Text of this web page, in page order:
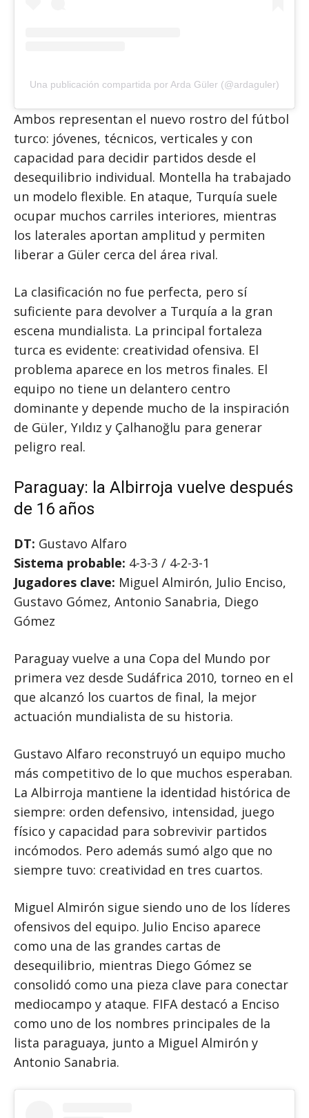
Una publicación compartida por Arda Güler (@ardaguler)
Ambos representan el nuevo rostro del fútbol
turco: jóvenes, técnicos, verticales y con
capacidad para decidir partidos desde el
desequilibrio individual. Montella ha trabajado
un modelo flexible. En ataque, Turquía suele
ocupar muchos carriles interiores, mientras
los laterales aportan amplitud y permiten
liberar a Güler cerca del área rival.
La clasificación no fue perfecta, pero sí
suficiente para devolver a Turquía a la gran
escena mundialista. La principal fortaleza
turca es evidente: creatividad ofensiva. El
problema aparece en los metros finales. El
equipo no tiene un delantero centro
dominante y depende mucho de la inspiración
de Güler, Yıldız y Çalhanoğlu para generar
peligro real.
Paraguay: la Albirroja vuelve después
de 16 años
DT: Gustavo Alfaro
Sistema probable: 4-3-3 / 4-2-3-1
Jugadores clave: Miguel Almirón, Julio Enciso,
Gustavo Gómez, Antonio Sanabria, Diego
Gómez
Paraguay vuelve a una Copa del Mundo por
primera vez desde Sudáfrica 2010, torneo en el
que alcanzó los cuartos de final, la mejor
actuación mundialista de su historia.
Gustavo Alfaro reconstruyó un equipo mucho
más competitivo de lo que muchos esperaban.
La Albirroja mantiene la identidad histórica de
siempre: orden defensivo, intensidad, juego
físico y capacidad para sobrevivir partidos
incómodos. Pero además sumó algo que no
siempre tuvo: creatividad en tres cuartos.
Miguel Almirón sigue siendo uno de los líderes
ofensivos del equipo. Julio Enciso aparece
como una de las grandes cartas de
desequilibrio, mientras Diego Gómez se
consolidó como una pieza clave para conectar
mediocampo y ataque. FIFA destacó a Enciso
como uno de los nombres principales de la
lista paraguaya, junto a Miguel Almirón y
Antonio Sanabria.